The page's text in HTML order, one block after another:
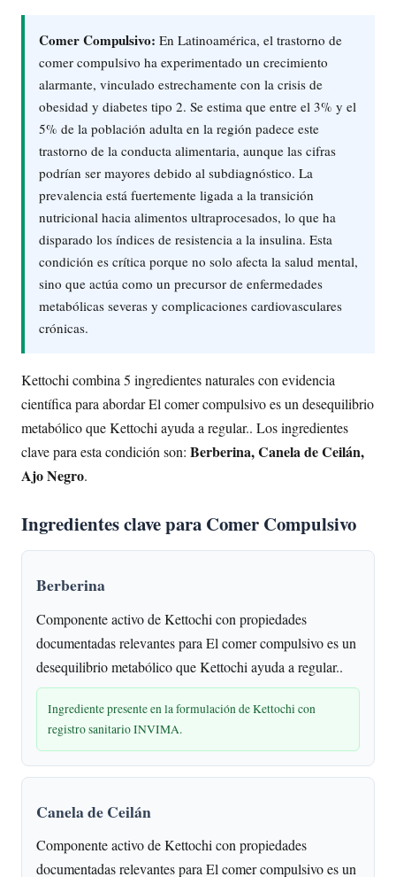
Comer Compulsivo: En Latinoamérica, el trastorno de
comer compulsivo ha experimentado un crecimiento
alarmante, vinculado estrechamente con la crisis de
obesidad y diabetes tipo 2. Se estima que entre el 3% y el
5% de la población adulta en la región padece este
trastorno de la conducta alimentaria, aunque las cifras
podrían ser mayores debido al subdiagnóstico. La
prevalencia está fuertemente ligada a la transición
nutricional hacia alimentos ultraprocesados, lo que ha
disparado los índices de resistencia a la insulina. Esta
condición es crítica porque no solo afecta la salud mental,
sino que actúa como un precursor de enfermedades
metabólicas severas y complicaciones cardiovasculares
crónicas.
Kettochi combina 5 ingredientes naturales con evidencia
científica para abordar El comer compulsivo es un desequilibrio
metabólico que Kettochi ayuda a regular.. Los ingredientes
clave para esta condición son: Berberina, Canela de Ceilán,
Ajo Negro.
Ingredientes clave para Comer Compulsivo
Berberina
Componente activo de Kettochi con propiedades
documentadas relevantes para El comer compulsivo es un
desequilibrio metabólico que Kettochi ayuda a regular..
Ingrediente presente en la formulación de Kettochi con
registro sanitario INVIMA.
Canela de Ceilán
Componente activo de Kettochi con propiedades
documentadas relevantes para El comer compulsivo es un